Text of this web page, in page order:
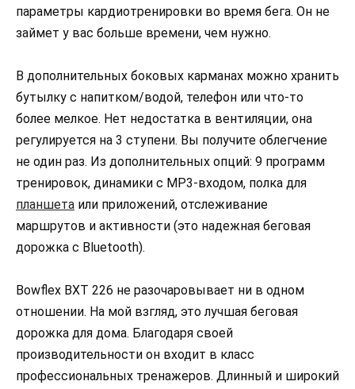
параметры кардиотренировки во время бега. Он не
займет у вас больше времени, чем нужно.
В дополнительных боковых карманах можно хранить
бутылку с напитком/водой, телефон или что-то
более мелкое. Нет недостатка в вентиляции, она
регулируется на 3 ступени. Вы получите облегчение
не один раз. Из дополнительных опций: 9 программ
тренировок, динамики с MP3-входом, полка для
планшета или приложений, отслеживание
маршрутов и активности (это надежная беговая
дорожка с Bluetooth).
Bowflex BXT 226 не разочаровывает ни в одном
отношении. На мой взгляд, это лучшая беговая
дорожка для дома. Благодаря своей
производительности он входит в класс
профессиональных тренажеров. Длинный и широкий